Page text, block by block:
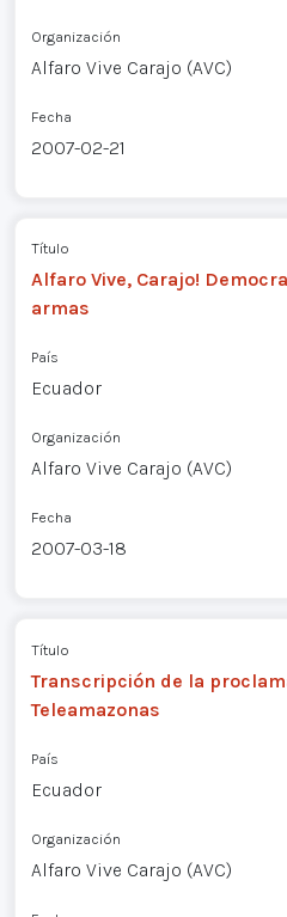
Organización
Alfaro Vive Carajo (AVC)
Fecha
2007-02-21
Título
Alfaro Vive, Carajo!
armas
País
Ecuador
Organización
Alfaro Vive Carajo (AVC)
Fecha
2007-03-18
Título
Transcripción de la
Teleamazonas
País
Ecuador
Organización
Alfaro Vive Carajo (AVC)